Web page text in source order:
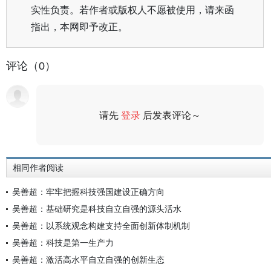
实性负责。若作者或版权人不愿被使用，请来函
指出，本网即予改正。
评论（0）
请先登录 后发表评论～
相同作者阅读
吴善超：牢牢把握科技强国建设正确方向
吴善超：基础研究是科技自立自强的源头活水
吴善超：以系统观念构建支持全面创新体制机制
吴善超：科技是第一生产力
吴善超：激活高水平自立自强的创新生态